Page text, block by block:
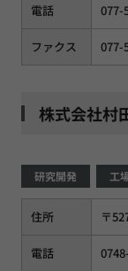
電話 077-
ファクス 077-
株式会社村
研究開発 工
住所 〒
電話